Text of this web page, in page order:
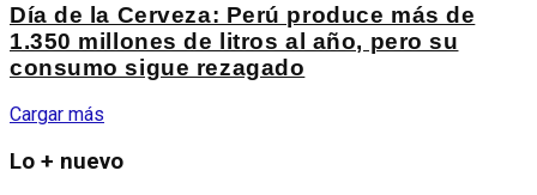
Día de la Cerveza: Perú produce más de
1.350 millones de litros al año, pero su
consumo sigue rezagado
Cargar más
Lo + nuevo